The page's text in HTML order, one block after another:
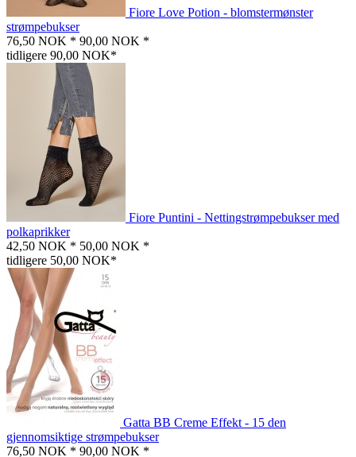
Fiore Love Potion - blomstermønster
strømpebukser
76,50 NOK * 90,00 NOK *
tidligere 90,00 NOK*
Fiore Puntini - Nettingstrømpebukser med
polkaprikker
42,50 NOK * 50,00 NOK *
tidligere 50,00 NOK*
Gatta BB Creme Effekt - 15 den
gjennomsiktige strømpebukser
76,50 NOK * 90,00 NOK *